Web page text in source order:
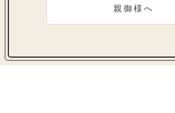
親御様へ